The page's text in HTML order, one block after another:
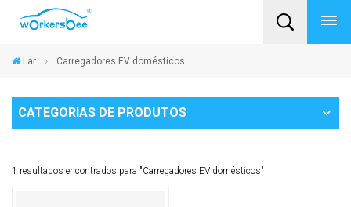
Lar Carregadores EV domésticos
CATEGORIAS DE PRODUTOS
1 resultados encontrados para "Carregadores EV domésticos"